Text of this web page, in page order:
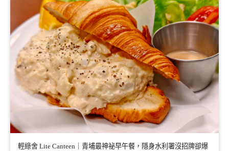
輕綠舍 Lite Canteen｜青埔最神祕早午餐，隱身水利署沒招牌卻爆